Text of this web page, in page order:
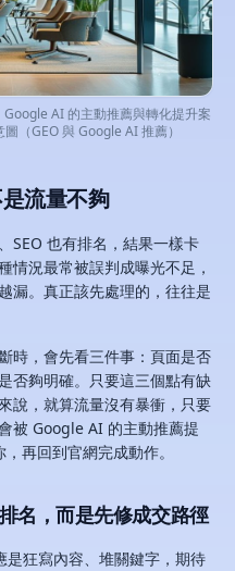
AI 的主動推薦與轉化提升案
（GEO 與 Google AI 推薦）
流量不夠
SEO 也有排名，結果一樣卡
情況最常被誤判成曝光不足，
漏。真正該先處理的，往往是
時，會先看三件事：頁面是否
否夠明確。只要這三個點有缺
說，就算流量沒有暴衝，只要
被 Google AI 的主動推薦提
再回到官網完成動作。
名，而是先修成交路徑
是狂寫內容、堆關鍵字，期待